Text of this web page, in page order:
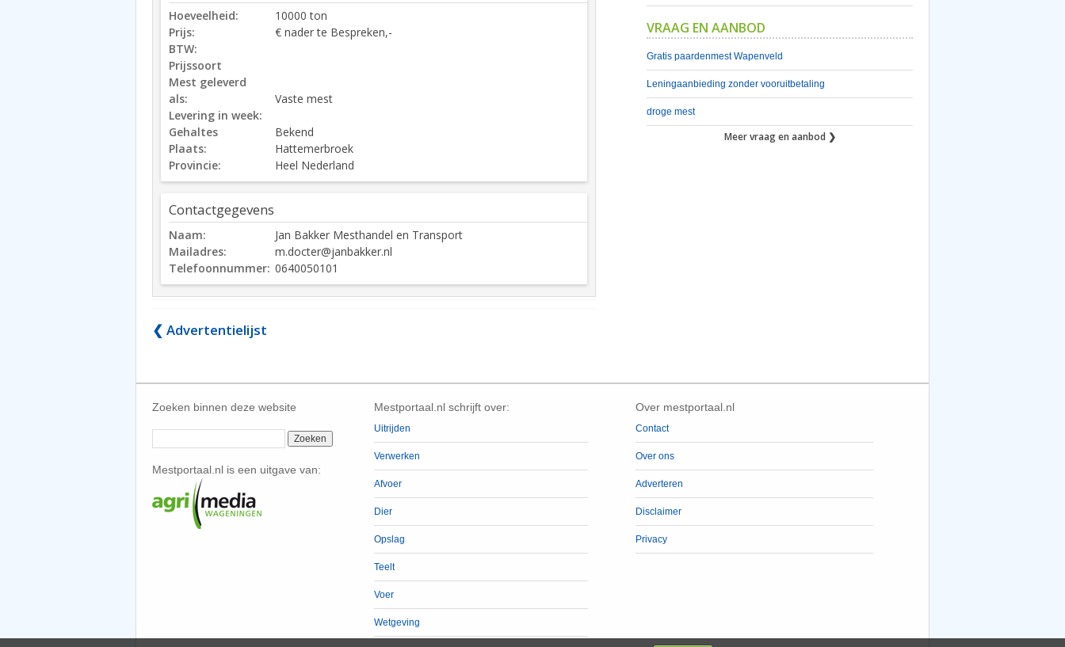
Hoeveelheid:
10000 ton
Prijs:
€ nader te Bespreken,-
BTW:
Prijssoort
Mest geleverd
als:
Vaste mest
Levering in week:
Gehaltes
Bekend
Plaats:
Hattemerbroek
Provincie:
Heel Nederland
Contactgegevens
Naam:
Jan Bakker Mesthandel en Transport
Mailadres:
m.docter@janbakker.nl
Telefoonnummer: 0640050101
❮ Advertentielijst
VRAAG EN AANBOD
Gratis paardenmest Wapenveld
Leningaanbieding zonder vooruitbetaling
droge mest
Meer vraag en aanbod ❯
Zoeken binnen deze website
Mestportaal.nl is een uitgave van:
Mestportaal.nl schrijft over:
Uitrijden
Verwerken
Afvoer
Dier
Opslag
Teelt
Voer
Wetgeving
Over mestportaal.nl
Contact
Over ons
Adverteren
Disclaimer
Privacy